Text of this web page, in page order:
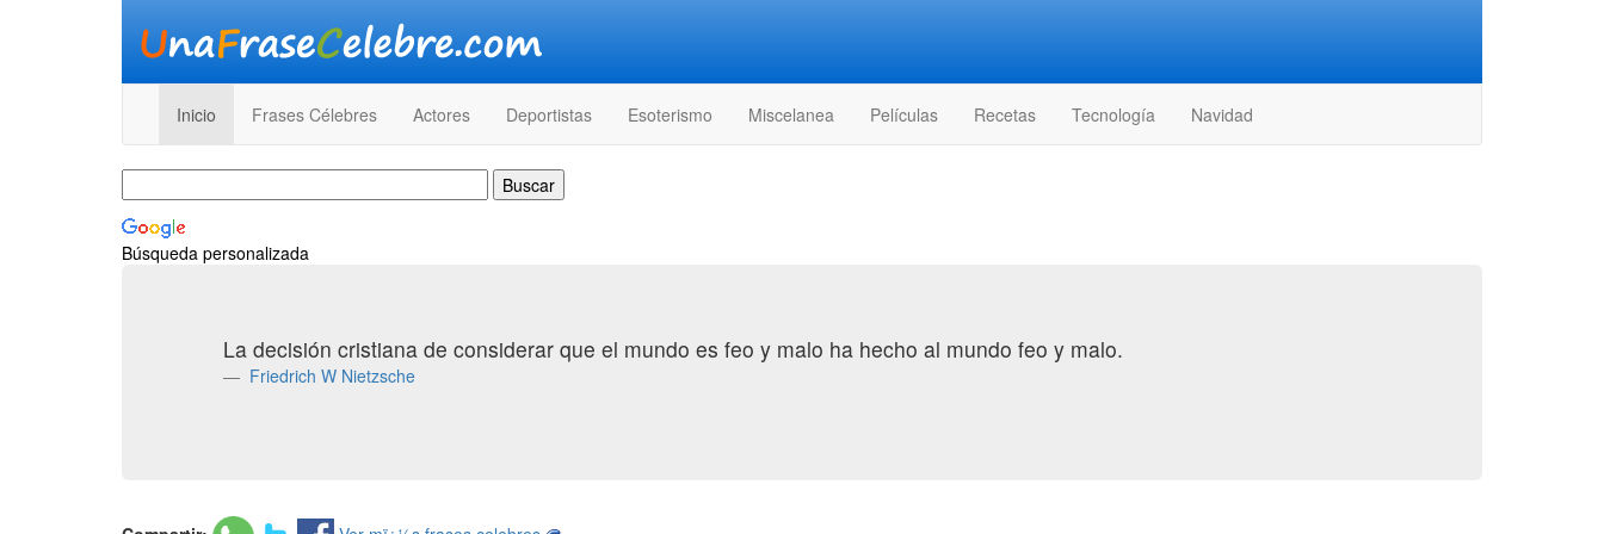
Inicio Frases Célebres Actores Deportistas Esoterismo Miscelanea Películas Recetas Tecnología Navidad
Búsqueda personalizada
La decisión cristiana de considerar que el mundo es feo y malo ha hecho al mundo feo y malo.
Friedrich W Nietzsche